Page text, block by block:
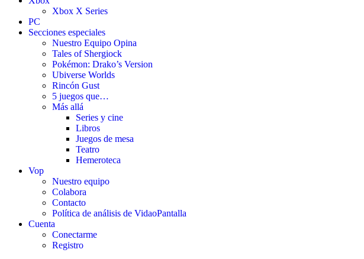
Xbox X Series
PC
Secciones especiales
Nuestro Equipo Opina
Tales of Shergiock
Pokémon: Drako’s Version
Ubiverse Worlds
Rincón Gust
5 juegos que…
Más allá
Series y cine
Libros
Juegos de mesa
Teatro
Hemeroteca
Vop
Nuestro equipo
Colabora
Contacto
Política de análisis de VidaoPantalla
Cuenta
Conectarme
Registro